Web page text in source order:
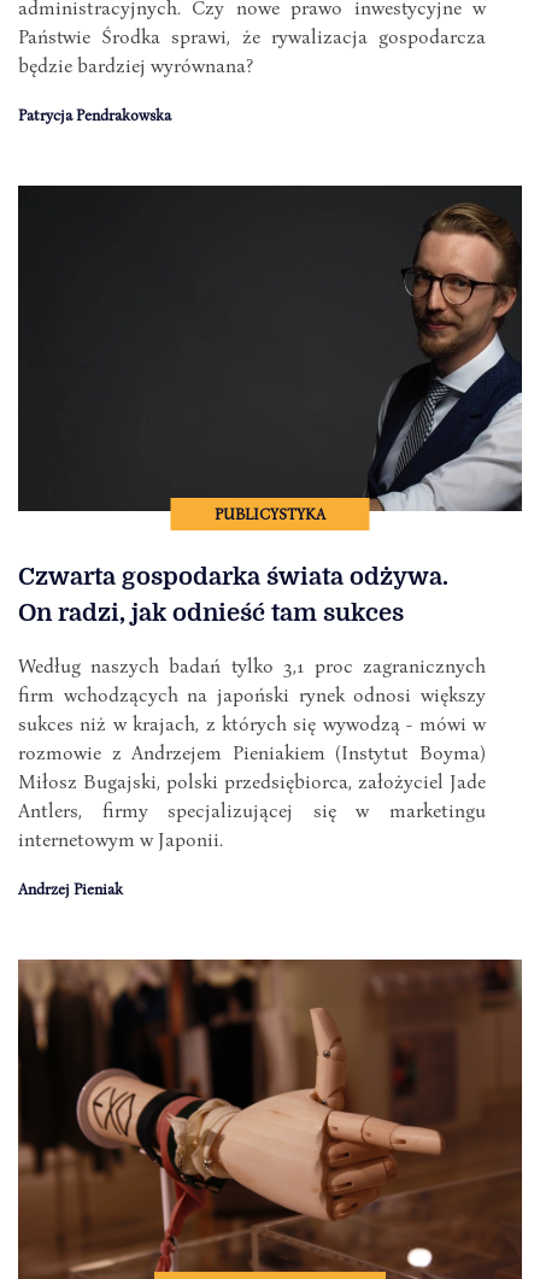
administracyjnych. Czy nowe prawo inwestycyjne w
Państwie Środka sprawi, że rywalizacja gospodarcza
będzie bardziej wyrównana?
Patrycja Pendrakowska
PUBLICYSTYKA
Czwarta gospodarka świata odżywa.
On radzi, jak odnieść tam sukces
Według naszych badań tylko 3,1 proc zagranicznych
firm wchodzących na japoński rynek odnosi większy
sukces niż w krajach, z których się wywodzą - mówi w
rozmowie z Andrzejem Pieniakiem (Instytut Boyma)
Miłosz Bugajski, polski przedsiębiorca, założyciel Jade
Antlers, firmy specjalizującej się w marketingu
internetowym w Japonii.
Andrzej Pieniak